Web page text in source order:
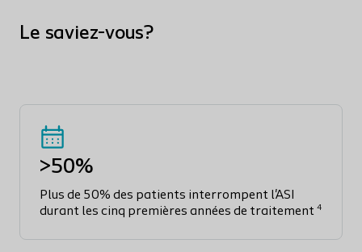
Le saviez-vous?
>50%
Plus de 50% des patients interrompent l'ASI
durant les cinq premières années de traitement 4